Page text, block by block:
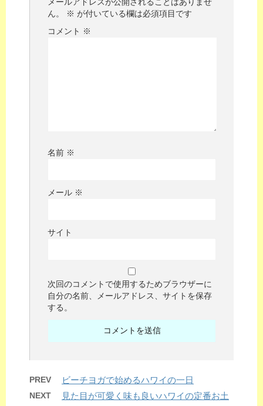
ん。
※ が付いている欄は必須項目です
コメント ※
名前 ※
メール ※
サイト
次回のコメントで使用するためブラウザーに
自分の名前、メールアドレス、サイトを保存
する。
PREV ビーチヨガで始めるハワイの一日
NEXT
見た目が可愛く味も良いハワイの定番お土